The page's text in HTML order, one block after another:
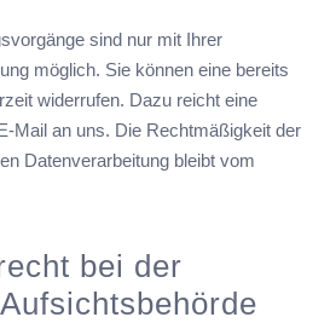
sind nur mit Ihrer
möglich. Sie können eine bereits
widerrufen. Dazu reicht eine
Mail an uns. Die Rechtmäßigkeit der
Datenverarbeitung bleibt vom
bei der